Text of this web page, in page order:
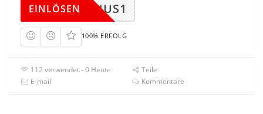
ERBONUS1
EINLÖSEN
100% ERFOLG
112 verwendet - 0 Heute
Teile
E-mail
Kommentare